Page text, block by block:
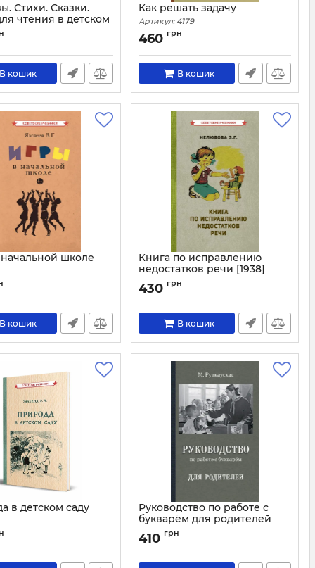
Стихи. Сказки.
чтения в детском
В кошик
Как решать задачу
Артикул: 4179
460 грн
В кошик
школе
В кошик
Книга по исправлению
недостатков речи [1938]
Артикул: 3019
430 грн
В кошик
в детском саду
2035
Руководство по работе с
букварём для родителей
Артикул: 3058
410 грн